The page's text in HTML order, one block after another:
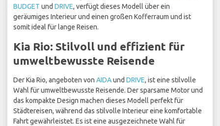
BUDGET und DRIVE, verfügt dieses Modell über ein
geräumiges Interieur und einen großen Kofferraum und ist
somit ideal für lange Reisen.
Kia Rio: Stilvoll und effizient für
umweltbewusste Reisende
Der Kia Rio, angeboten von AIDAund DRIVE, ist eine stilvolle
Wahl für umweltbewusste Reisende. Der sparsame Motor und
das kompakte Design machen dieses Modell perfekt für
Städtereisen, während das stilvolle Interieur eine komfortable
Fahrt gewährleistet. Es ist eine ausgezeichnete Wahl für